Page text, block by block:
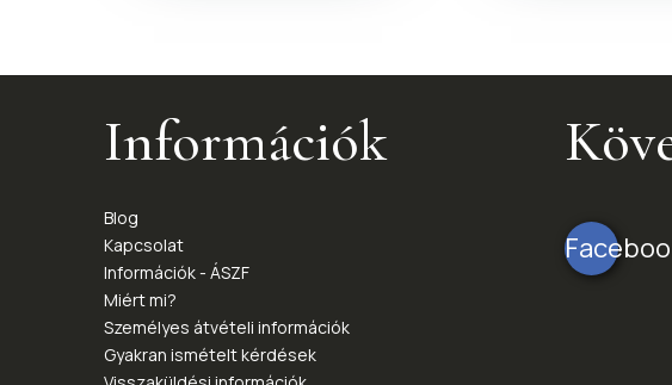
Információk
Blog
Kapcsolat
Információk - ÁSZF
Miért mi?
Személyes átvételi információk
Gyakran ismételt kérdések